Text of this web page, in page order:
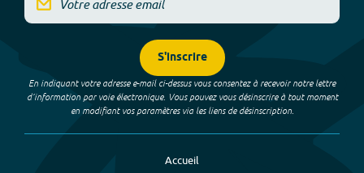
S'inscrire
En indiquant votre adresse e-mail ci-dessus vous consentez à recevoir notre lettre
d’information par voie électronique. Vous pouvez vous désinscrire à tout moment
en modifiant vos paramètres via les liens de désinscription.
Accueil